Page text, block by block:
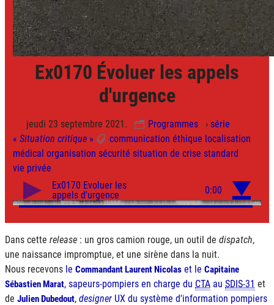
Ex0170 Évoluer les appels
d'urgence
jeudi 23 septembre 2021. Programmes › série
« Situation critique» communication éthique localisation
médical organisation sécurité situation de crise standard
vie privée
Dans cette release : un gros camion rouge, un outil de dispatch,
une naissance impromptue, et une sirène dans la nuit.
Nous recevons le Commandant Laurent Nicolas et le Capitaine
Sébastien Marat, sapeurs-pompiers en charge du CTA au SDIS-31 et
de Julien Dubedout, designer UX du système d'information pompiers